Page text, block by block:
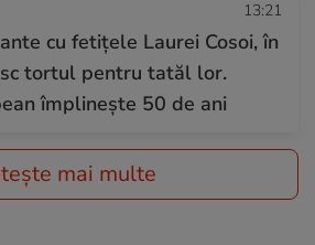
13:21
cu fetițele Laurei Cosoi, în
tortul pentru tatăl lor.
împlinește 50 de ani
mai multe